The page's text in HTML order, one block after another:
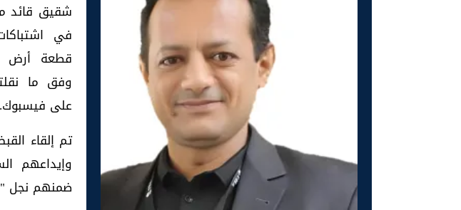
شقيق قائد
في
قطعة أرض
وفق ما
على فيسبوك.
تم إلقاء
وإيداعهم
ضمنهم نجل